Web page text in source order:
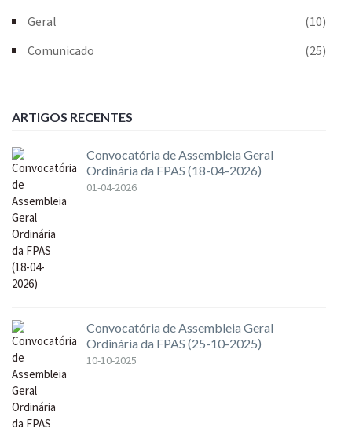
Geral
(10)
Comunicado
(25)
ARTIGOS RECENTES
Convocatória de Assembleia Geral
Ordinária da FPAS (18-04-2026)
01-04-2026
Convocatória de Assembleia Geral
Ordinária da FPAS (25-10-2025)
10-10-2025